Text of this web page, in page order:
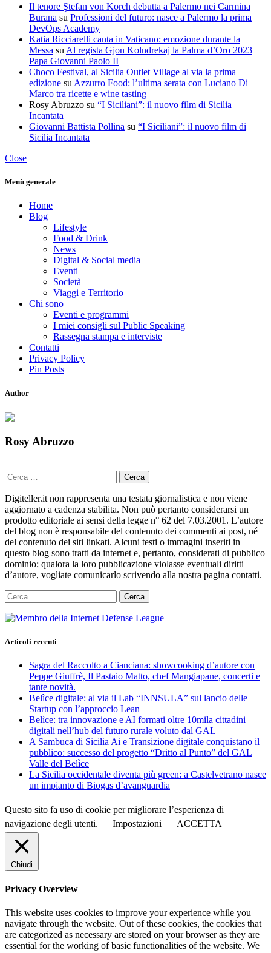
Il tenore Ştefan von Korch debutta a Palermo nei Carmina
Burana su Professioni del futuro: nasce a Palermo la prima
DevOps Academy
Katia Ricciarelli canta in Vaticano: emozione durante la
Messa su Al regista Gjon Kolndrekaj la Palma d’Oro 2023
Papa Giovanni Paolo II
Choco Festival, al Sicilia Outlet Village al via la prima
edizione su Azzurro Food: l’ultima serata con Luciano Di
Marco tra ricette e wine tasting
Rosy Abruzzo su “I Siciliani”: il nuovo film di Sicilia
Incantata
Giovanni Battista Pollina su “I Siciliani”: il nuovo film di
Sicilia Incantata
Close
Menù generale
Home
Blog
Lifestyle
Food & Drink
News
Digital & Social media
Eventi
Società
Viaggi e Territorio
Chi sono
Eventi e programmi
I miei consigli sul Public Speaking
Rassegna stampa e interviste
Contatti
Privacy Policy
Pin Posts
Author
Rosy Abruzzo
Ricerca
per:
Digiteller.it non rappresenta una testata giornalistica e non viene
aggiornato a cadenza stabilita. Non può pertanto considerarsi un
prodotto editoriale ai sensi della legge n° 62 del 7.03.2001. L’autore
del blog non è responsabile del contenuto dei commenti ai post, né
del contenuto dei siti linkati. Alcuni testi o immagini inseriti in
questo blog sono tratti da internet e, pertanto, considerati di pubblico
dominio; qualora la loro pubblicazione violasse eventuali diritti
d’autore, vogliate comunicarlo scrivendo alla nostra pagina contatti.
Ricerca
per:
Articoli recenti
Sagra del Raccolto a Cianciana: showcooking d’autore con
Peppe Giuffrè, Il Pastaio Matto, chef Mangiapane, concerti e
tante novità.
Belìce digitale: al via il Lab “INNSULA” sul lancio delle
Startup con l’approccio Lean
Belìce: tra innovazione e AI formati oltre 10mila cittadini
digitali nell’hub del futuro rurale voluto dal GAL
A Sambuca di Sicilia Ai e Transizione digitale conquistano il
pubblico: successo del progetto “Dritto al Punto” del GAL
Valle del Belìce
La Sicilia occidentale diventa più green: a Castelvetrano nasce
un impianto di Biogas d’avanguardia
Questo sito fa uso di cookie per migliorare l’esperienza di
navigazione degli utenti.
Impostazioni ACCETTA
Chiudi
Privacy Overview
This website uses cookies to improve your experience while you
navigate through the website. Out of these cookies, the cookies that
are categorized as necessary are stored on your browser as they are
essential for the working of basic functionalities of the website. We